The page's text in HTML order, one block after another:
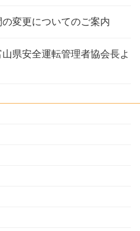
変更についてのご案内
県安全運転管理者協会長よ